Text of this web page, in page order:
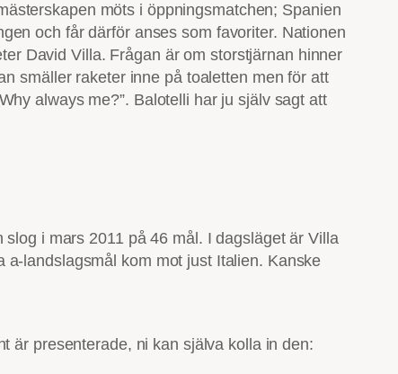
möts i öppningsmatchen; Spanien
och får därför anses som favoriter. Nationen
David Villa. Frågan är om storstjärnan hinner
smäller raketer inne på toaletten men för att
always me?”. Balotelli har ju själv sagt att
i mars 2011 på 46 mål. I dagsläget är Villa
a-landslagsmål kom mot just Italien. Kanske
är presenterade, ni kan själva kolla in den: